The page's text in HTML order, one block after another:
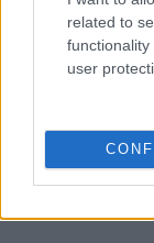
related to
user